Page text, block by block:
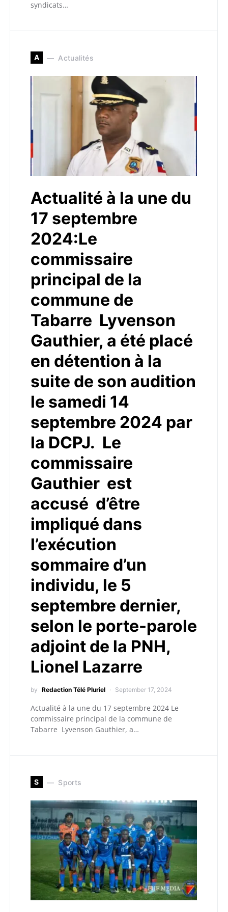
syndicats…
A Actualités
Actualité à la une du
17 septembre
2024:Le
commissaire
principal de la
commune de
Tabarre Lyvenson
Gauthier, a été placé
en détention à la
suite de son audition
le samedi 14
septembre 2024 par
la DCPJ. Le
commissaire
Gauthier est
accusé d’être
impliqué dans
l’exécution
sommaire d’un
individu, le 5
septembre dernier,
selon le porte-parole
adjoint de la PNH,
Lionel Lazarre
by Redaction Télé Pluriel September 17, 2024
Actualité à la une du 17 septembre 2024 Le
commissaire principal de la commune de
Tabarre Lyvenson Gauthier, a…
S Sports